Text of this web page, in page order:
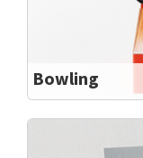
Bowling
Sangskjuler til
Sangskjuler til